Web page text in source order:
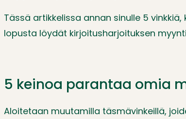
Tässä artikkelissa annan sinulle 5
lopusta löydät kirjoitusharjoituksen
5 keinoa parantaa omia
Aloitetaan muutamilla täsmävinkeillä,